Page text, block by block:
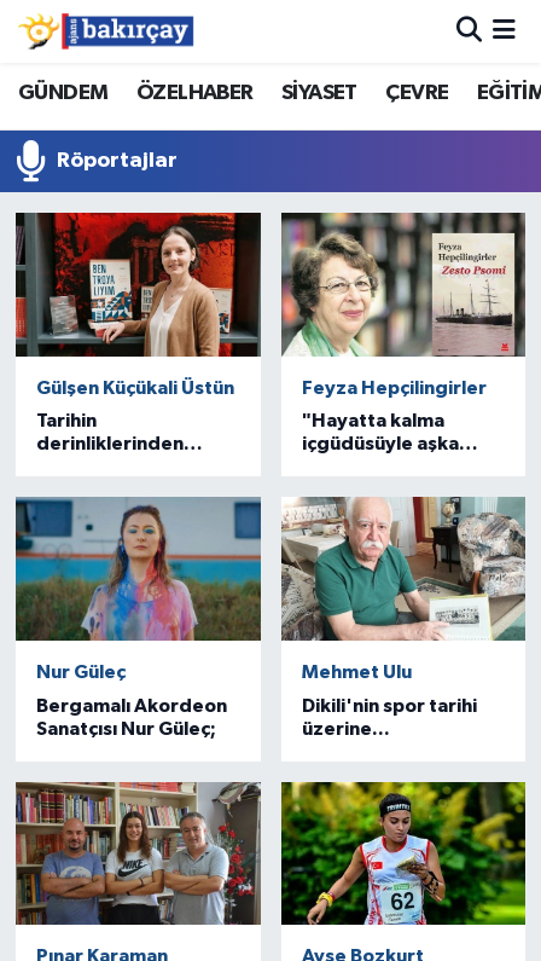
GÜNDEM ÖZELHABER SİYASET ÇEVRE
Röportajlar
Gülşen Küçükali Üstün
Tarihin
derinliklerinden
Feyza Hepçilingirler
"Hayatta kalma
içgüdüsüyle aşka
Nur Güleç
Bergamalı Akordeon
Sanatçısı Nur Güleç;
Mehmet Ulu
Dikili'nin spor tarihi
üzerine...
Pınar Karaman
Ayşe Bozkurt
İzmir Nöbetçi Eczaneler
İzmir Hava Durumu
İzmir Namaz Vakitleri
İzmir Trafik Yoğunluk Haritası
Süper Lig Puan Durumu ve Fikstür
Tüm Manşetler
Haber Arşivi